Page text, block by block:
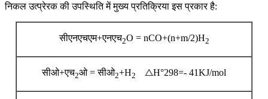
निकल उत्प्रेरक की उपस्थिति में मुख्य प्रतिक्रिया इस प्रकार है:
सीएनएचएम+एनएच2O = nCO+(n+m/2)H2
सीओ+एच2ओ = सीओ2+H2 △H°298=- 41KJ/mol